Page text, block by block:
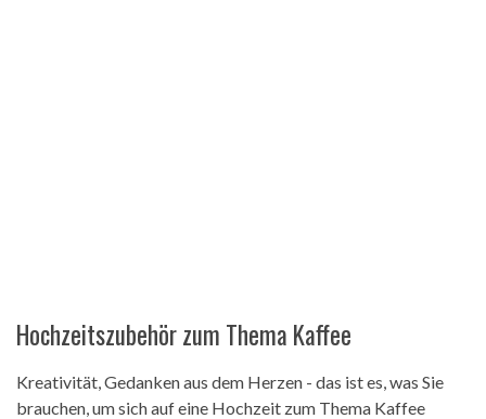
Hochzeitszubehör zum Thema Kaffee
Kreativität, Gedanken aus dem Herzen - das ist es, was Sie
brauchen, um sich auf eine Hochzeit zum Thema Kaffee